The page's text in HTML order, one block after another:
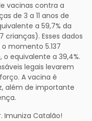
vacinas contra a
de 3 a 11 anos de
a 59,7% da
crianças). Esses dados
momento 5.137
equivalente a 39,4%.
legais levarem
A vacina é
além de importante
Imuniza Catalão!